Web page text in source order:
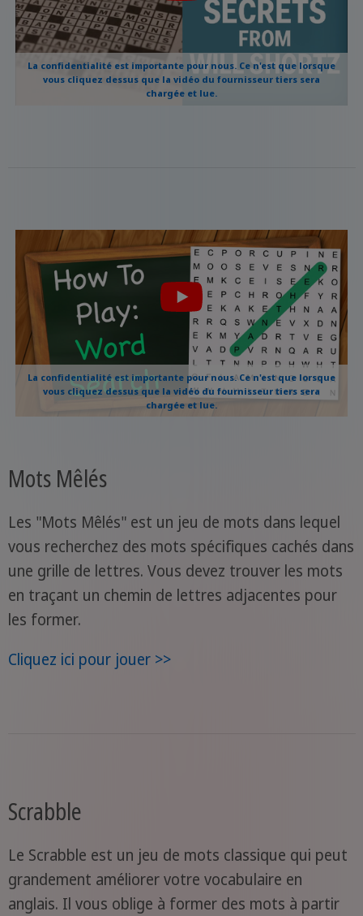
La confidentialité est importante pour nous. Ce n'est que lorsque
vous cliquez dessus que la vidéo du fournisseur tiers sera
chargée et lue.
La confidentialité est importante pour nous. Ce n'est que lorsque
vous cliquez dessus que la vidéo du fournisseur tiers sera
chargée et lue.
Mots Mêlés
Les "Mots Mêlés" est un jeu de mots dans lequel
vous recherchez des mots spécifiques cachés dans
une grille de lettres. Vous devez trouver les mots
en traçant un chemin de lettres adjacentes pour
les former.
Cliquez ici pour jouer >>
Scrabble
Le Scrabble est un jeu de mots classique qui peut
grandement améliorer votre vocabulaire en
anglais. Il vous oblige à former des mots à partir